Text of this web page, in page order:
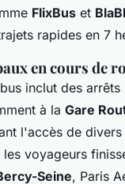
FlixBus et
rapides en 7
en cours de
inclut des arrêts
à la Gare
l'accès de divers
voyageurs
Seine, Paris